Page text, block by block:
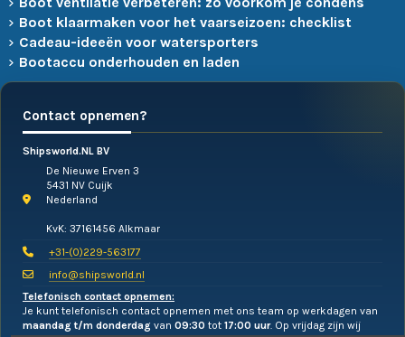
Boot klaarmaken voor het vaarseizoen: checklist
Cadeau-ideeën voor watersporters
Bootaccu onderhouden en laden
Contact opnemen?
Shipsworld.NL BV
De Nieuwe Erven 3
5431 NV Cuijk
Nederland
KvK: 37161456 Alkmaar
+31-(0)229-563177
info@shipsworld.nl
Telefonisch contact opnemen:
Je kunt telefonisch contact opnemen met ons team op werkdagen van
maandag t/m donderdag van 09:30 tot 17:00 uur. Op vrijdag zijn wij